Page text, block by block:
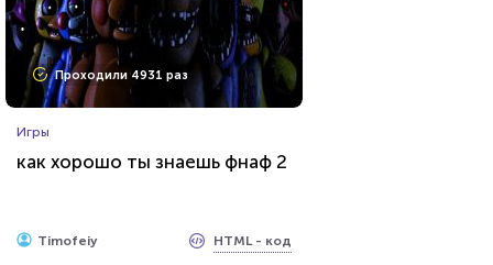
Проходили 4931 раз
Игры
как хорошо ты знаешь фнаф 2
Timofeiy HTML - код